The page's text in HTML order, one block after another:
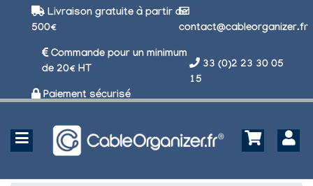
Livraison gratuite à partir de
500€
Commande pour un minimum
de 20€ HT
Paiement sécurisé
contact@cableorganizer.fr
33 (0)2 23 30 05
15